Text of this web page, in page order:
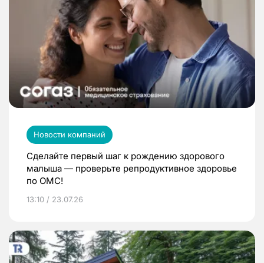
Новости компаний
Сделайте первый шаг к рождению здорового
малыша — проверьте репродуктивное здоровье
по ОМС!
13:10 / 23.07.26